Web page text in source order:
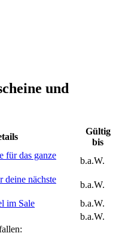
und
Gültig
bis
für das ganze
b.a.W.
deine nächste
b.a.W.
im Sale
b.a.W.
b.a.W.